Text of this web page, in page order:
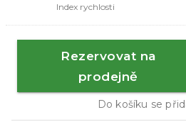
Index rychlosti
Rezervovat na
prodejně
Do košíku se